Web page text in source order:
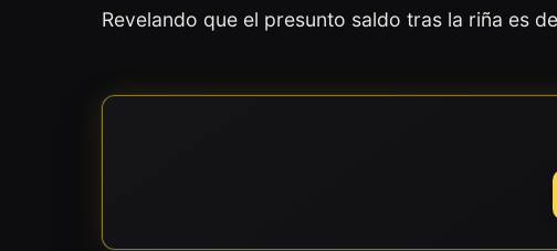
Revelando que el presunto saldo tras la riña es